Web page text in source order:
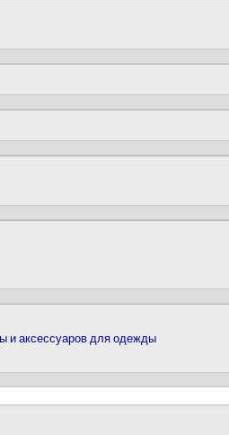
и аксессуаров для одежды